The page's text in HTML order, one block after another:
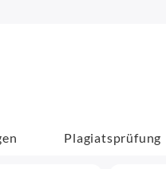
Plagiatsprüfung